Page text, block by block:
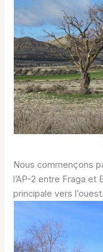
Nous commençons
l’AP-2 entre Fraga et
principale vers l’ouest.